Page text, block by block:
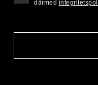
därmed